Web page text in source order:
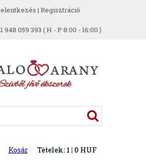
| Regisztráció
948 059 393 ( H - P 8:00 - 16:00 )
Kosár Tételek: 1 | 0 HUF